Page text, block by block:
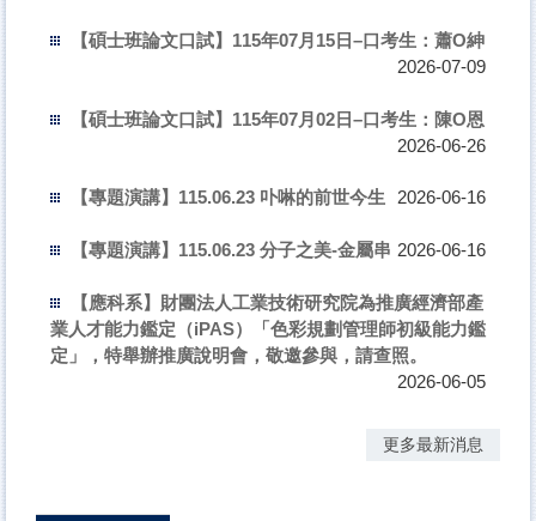
【碩士班論文口試】115年07月15日–口考生：蕭O紳
2026-07-09
【碩士班論文口試】115年07月02日–口考生：陳O恩
2026-06-26
【專題演講】115.06.23 卟啉的前世今生 2026-06-16
【專題演講】115.06.23 分子之美-金屬串 2026-06-16
【應科系】財團法人工業技術研究院為推廣經濟部產
業人才能力鑑定（iPAS）「色彩規劃管理師初級能力鑑
定」，特舉辦推廣說明會，敬邀參與，請查照。
2026-06-05
更多最新消息